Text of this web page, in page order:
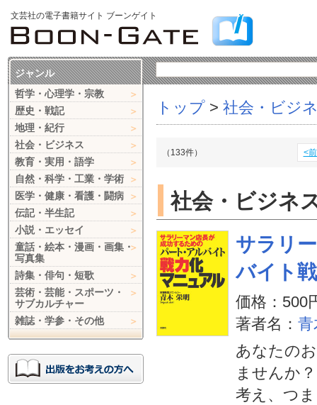
文芸社の電子書籍サイト ブーンゲイト
トップ > 社会・ビジ
（133件） <
社会・ビジネ
サラリ
バイト
価格：500
著者名： 青
あなたの
ませんか
考え、つ
ジャンル
哲学・心理学・宗教
歴史・戦記
地理・紀行
社会・ビジネス
教育・実用・語学
自然・科学・工業・学術
医学・健康・看護・闘病
伝記・半生記
小説・エッセイ
童話・絵本・漫画・画集・
写真集
詩集・俳句・短歌
芸術・芸能・スポーツ・
サブカルチャー
雑誌・学参・その他